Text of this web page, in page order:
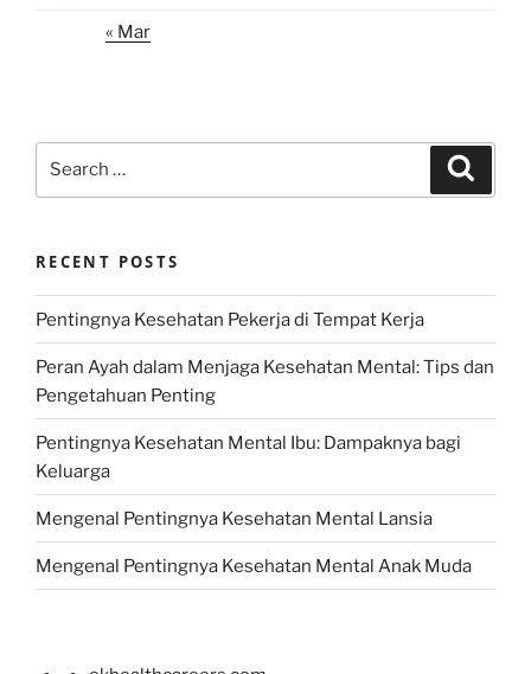
« Mar
RECENT POSTS
Pentingnya Kesehatan Pekerja di Tempat Kerja
Peran Ayah dalam Menjaga Kesehatan Mental: Tips dan
Pengetahuan Penting
Pentingnya Kesehatan Mental Ibu: Dampaknya bagi
Keluarga
Mengenal Pentingnya Kesehatan Mental Lansia
Mengenal Pentingnya Kesehatan Mental Anak Muda